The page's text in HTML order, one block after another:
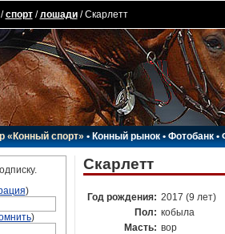
спорт/лошади/ Скарлетт
«Конный спорт»•Конный рынок•Фотобанк •
)
)
Скарлетт
Год рождения: 2017 (9 лет)
Пол: кобыла
Масть: вор